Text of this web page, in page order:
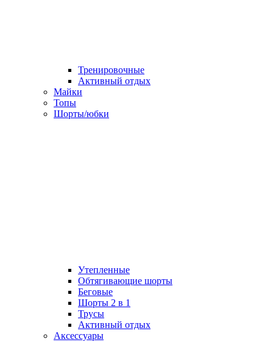
Тренировочные
Активный отдых
Майки
Топы
Шорты/юбки
Утепленные
Обтягивающие шорты
Беговые
Шорты 2 в 1
Трусы
Активный отдых
Аксессуары